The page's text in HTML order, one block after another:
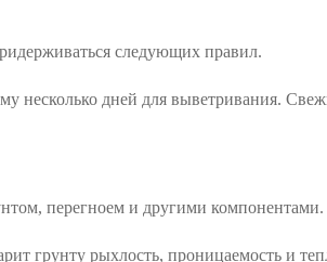
следующих правил.
несколько дней для выветривания.
перегноем и другими компонентами.
грунту рыхлость, проницаемость и